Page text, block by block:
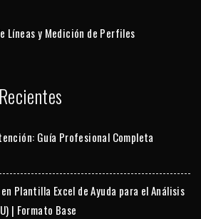
Líneas y Medición de Perfiles
Guía Profesional Completa
en Plantilla Excel de Ayuda para el Análisis
| Formato Base